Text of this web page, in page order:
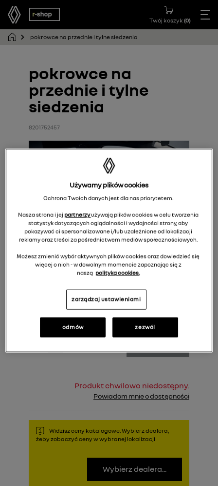
Twój koszyk (0)
pokrowce na przednie i tylne siedzenia
pokrowce na
przednie i tylne
siedzenia
8201752457
Cena rekomendowana: 2 256,00 zł
Produkt chwilowo niedostępny.
Powiadom mnie o dostępności
Widzisz ceny katalogowe. Wybierz dealera,
żeby zobaczyć ceny w wybranej lokalizacji
Wybierz dealera...
Używamy plików cookies
Ochrona Twoich danych jest dla nas priorytetem.
Nasza strona i jej partnerzyużywają plików cookies w celu tworzenia
statystyk dotyczących oglądalności i wydajności strony, aby
pokazywać ci spersonalizowane i/lub uzależnione od lokalizacji
reklamy oraz treści za pośrednictwem mediów społecznościowych.
Możesz zmienić wybór aktywnych plików cookies oraz dowiedzieć się
więcej o nich - w dowolnym momencie zapoznając się z
naszą polityką cookies.
zarządzaj ustawieniami
odmów zezwól